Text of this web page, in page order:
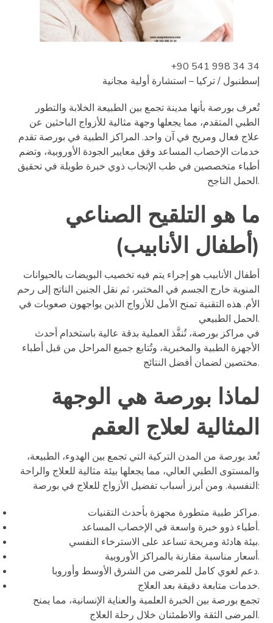
+90 541 998 34 34
إسطنبول / تركيا – استشارة أولية مجانية
تُعرف بورصة بأنها مدينة تجمع بين الطبيعة الخلابة والتطور
الطبي المتقدم، مما يجعلها وجهة مثالية للأزواج الباحثين عن
علاج فعال ومريح في آن واحد. المراكز الطبية في بورصة تقدم
خدمات الإخصاب المساعد وفق معايير الجودة الأوروبية، وتضم
أطباء متخصصين في طب الإنجاب ذوي خبرة طويلة في تحقيق
الحمل الناجح.
ما هو التلقيح الصناعي
(أطفال الأنابيب)
أطفال الأنابيب هو إجراء يتم فيه تخصيب البويضات بالحيوانات
المنوية خارج الجسم في المختبر، ثم نقل الجنين الناتج إلى رحم
الأم. هذه التقنية تمنح الأمل للأزواج الذين يواجهون صعوبات في
الحمل الطبيعي.
في مراكز بورصة، تُنفَّذ العملية بدقة عالية باستخدام أحدث
الأجهزة الطبية والمخبرية، وتُتابع جميع المراحل من قبل أطباء
مختصين لضمان أفضل النتائج.
لماذا بورصة هي الوجهة
المثالية لعلاج العقم
تُعد بورصة من المدن التركية التي تجمع بين الهدوء، الطبيعة،
والمستوى الطبي العالي، مما يجعلها بيئة مثالية للعلاج والراحة
النفسية. ومن أبرز أسباب تفضيل الأزواج للعلاج في بورصة:
مراكز طبية متطورة مجهزة بأحدث التقنيات.
أطباء ذوو خبرة واسعة في الإخصاب المساعد.
بيئة هادئة ومريحة تساعد على الاسترخاء النفسي.
أسعار مناسبة مقارنة بالمراكز الأوروبية.
دعم لغوي كامل للمرضى من الشرق الأوسط وأوروبا.
خدمات متابعة دقيقة بعد العلاج.
تجمع بورصة بين الخبرة العلمية والعناية الإنسانية، مما يمنح
المرضى الثقة والاطمئنان خلال رحلة العلاج.